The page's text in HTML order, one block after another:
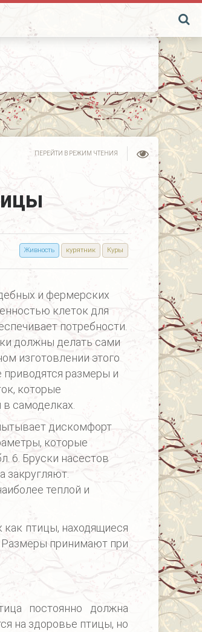
ПЕРЕЙТИ В РЕЖИМ ЧТЕНИЯ
Куры
курятник
Живность
и фермерских
клеток для
потребности.
должны делать сами
изготовлении этого
размеры и
которые
самоделках.
дискомфорт
которые
6. Бруски насестов
закругляют.
теплой и
как птицы, находящиеся
Размеры принимают при
постоянно должна
на здоровье птицы, но